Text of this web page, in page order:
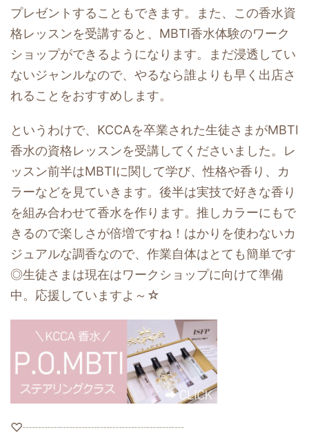
プレゼントすることもできます。また、この香水資
格レッスンを受講すると、MBTI香水体験のワーク
ショップができるようになります。まだ浸透してい
ないジャンルなので、やるなら誰よりも早く出店さ
れることをおすすめします。
というわけで、KCCAを卒業された生徒さまがMBTI
香水の資格レッスンを受講してくださいました。レ
ッスン前半はMBTIに関して学び、性格や香り、カ
ラーなどを見ていきます。後半は実技で好きな香り
を組み合わせて香水を作ります。推しカラーにもで
きるので楽しさが倍増ですね！はかりを使わないカ
ジュアルな調香なので、作業自体はとても簡単です
◎生徒さまは現在はワークショップに向けて準備
中。応援していますよ～☆
♡┈┈┈┈┈┈┈┈┈┈┈┈┈